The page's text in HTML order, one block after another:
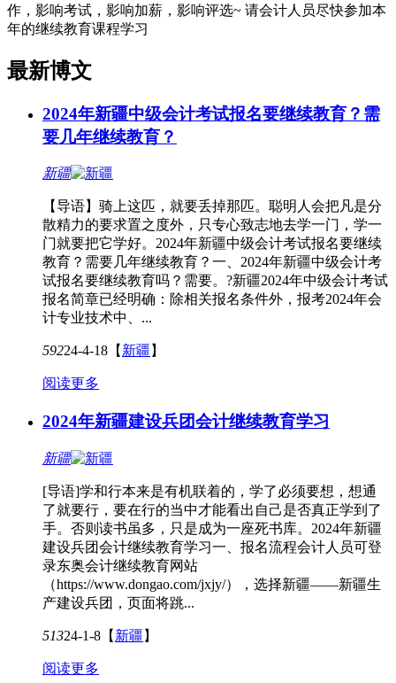
作，影响考试，影响加薪，影响评选~ 请会计人员尽快参加本
年的继续教育课程学习
最新博文
2024年新疆中级会计考试报名要继续教育？需
要几年继续教育？
新疆
【导语】骑上这匹，就要丢掉那匹。聪明人会把凡是分
散精力的要求置之度外，只专心致志地去学一门，学一
门就要把它学好。2024年新疆中级会计考试报名要继续
教育？需要几年继续教育？一、2024年新疆中级会计考
试报名要继续教育吗？需要。?新疆2024年中级会计考试
报名简章已经明确：除相关报名条件外，报考2024年会
计专业技术中、...
59224-4-18 【 新疆 】
阅读更多
2024年新疆建设兵团会计继续教育学习
新疆
[导语]学和行本来是有机联着的，学了必须要想，想通
了就要行，要在行的当中才能看出自己是否真正学到了
手。否则读书虽多，只是成为一座死书库。2024年新疆
建设兵团会计继续教育学习一、报名流程会计人员可登
录东奥会计继续教育网站
（https://www.dongao.com/jxjy/），选择新疆——新疆生
产建设兵团，页面将跳...
51324-1-8 【 新疆 】
阅读更多